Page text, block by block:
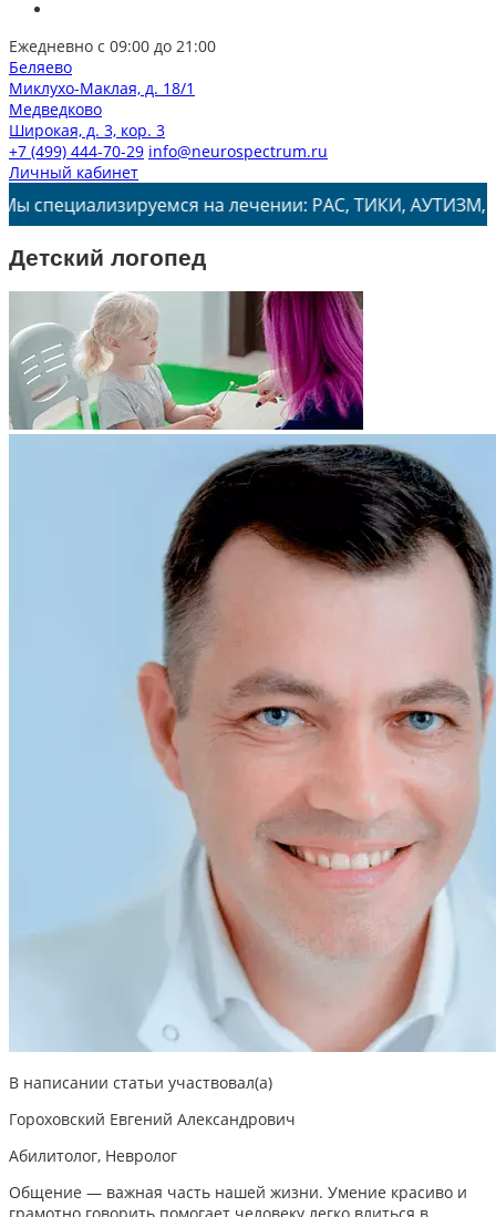
Ежедневно с 09:00 до 21:00
Беляево
Миклухо-Маклая, д. 18/1
Медведково
Широкая, д. 3, кор. 3
+7 (499) 444-70-29 info@neurospectrum.ru
Личный кабинет
на лечении: РАС, ТИКИ, АУТИЗМ, СДВГ,
Детский логопед
В написании статьи участвовал(а)
Гороховский Евгений Александрович
Абилитолог, Невролог
Общение — важная часть нашей жизни. Умение красиво и